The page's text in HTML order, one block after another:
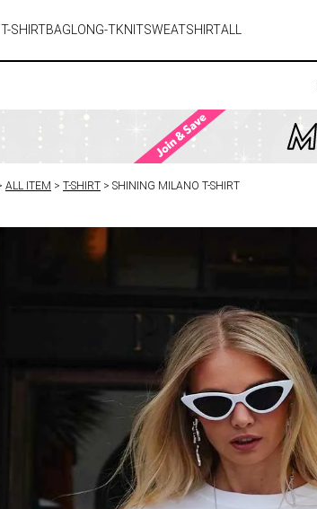
T-SHIRTBAG LONG-TKNITSWEATSHIRTALL
ALL ITEM T-SHIRT SHINING MILANO T-SHIRT